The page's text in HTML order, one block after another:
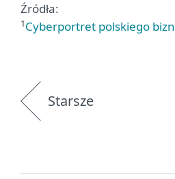
Źródła:
1Cyberportret polskiego
Starsze